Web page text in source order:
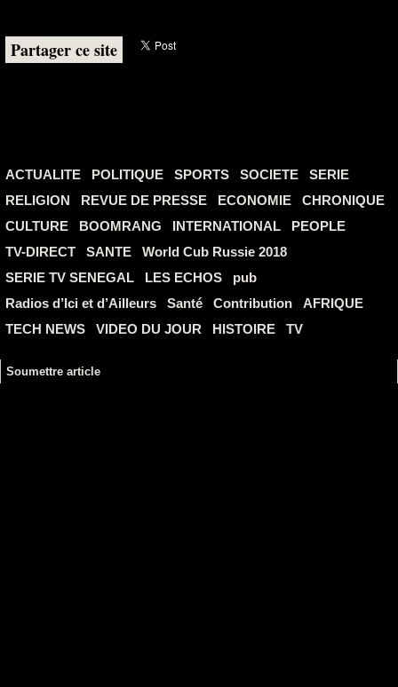
Partager ce site
ACTUALITE POLITIQUE SPORTS SOCIETE
SERIE
RELIGION
REVUE DE PRESSE ECONOMIE
CHRONIQUE
CULTURE
BOOMRANG INTERNATIONAL
PEOPLE
TV-DIRECT
SANTE
World Cub Russie 2018
SERIE TV SENEGAL
LES ECHOS
pub
Radios d’Ici et d’Ailleurs
Santé Contribution
AFRIQUE
TECH NEWS
VIDEO DU JOUR HISTOIRE TV
Soumettre article